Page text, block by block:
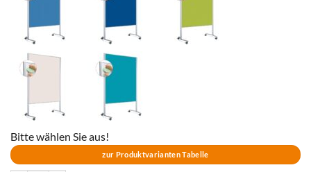
Bitte wählen Sie aus!
zur Produktvarianten Tabelle